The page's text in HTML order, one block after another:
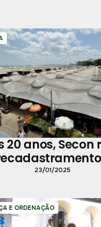
20 anos, Secon
de
23/01/2025
E ORDENAÇÃO